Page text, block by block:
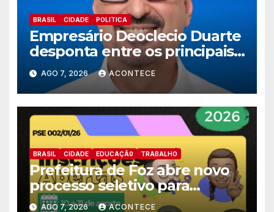
BRASIL CIDADE POLITICA
Empresário Deoclecio Duarte
desponta entre os principais
nomes do União Brasil para
deputado estadual
AGO 7, 2026 ACONTECE
BRASIL CIDADE EDUCAÇÃ0 TRABALHO
Prefeitura de Foz abre novo
processo seletivo para
estagiários
AGO 7, 2026 ACONTECE